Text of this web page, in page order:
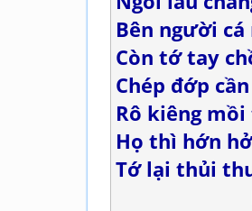
Bên người
Còn tớ tay
Chép đớp
Rô kiêng
Họ thì hớn
Tớ lại thủi